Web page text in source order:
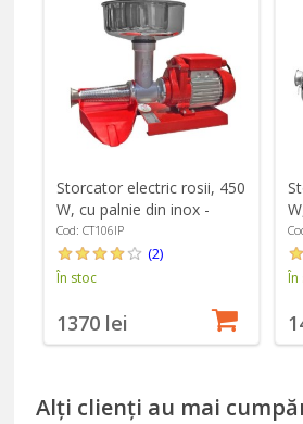
Storcator electric rosii, 450
W, cu palnie din inox -
Cibustek
Cod: CT106IP
(2)
În stoc
1370 lei
În
Alți clienți au mai